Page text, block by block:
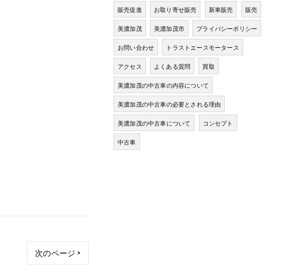
次のページ >
販売促進 お取り寄せ販売 新車販売 販売
美濃加茂 美濃加茂市 プライバシーポリシー
お問い合わせ トラストエースモータース
アクセス よくある質問 買取
美濃加茂の中古車の内容について
美濃加茂の中古車の必要とされる理由
美濃加茂の中古車について コンセプト
中古車